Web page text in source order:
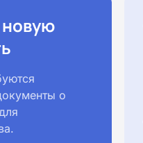
о